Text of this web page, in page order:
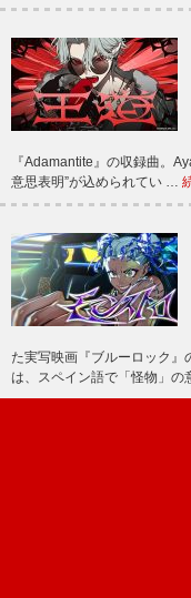
『Adamantite』の収録曲。
意思表明”が込められてい …
た実写映画『ブルーロック』
は、スペイン語で「怪物」の